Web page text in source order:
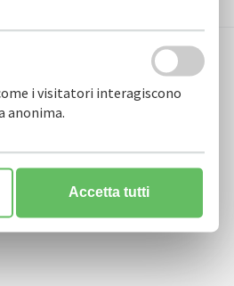
i visitatori interagiscono
anonima.
Accetta tutti